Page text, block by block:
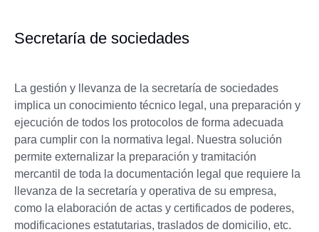
Secretaría de sociedades
La gestión y llevanza de la secretaría de sociedades
implica un conocimiento técnico legal, una preparación y
ejecución de todos los protocolos de forma adecuada
para cumplir con la normativa legal. Nuestra solución
permite externalizar la preparación y tramitación
mercantil de toda la documentación legal que requiere la
llevanza de la secretaría y operativa de su empresa,
como la elaboración de actas y certificados de poderes,
modificaciones estatutarias, traslados de domicilio, etc.